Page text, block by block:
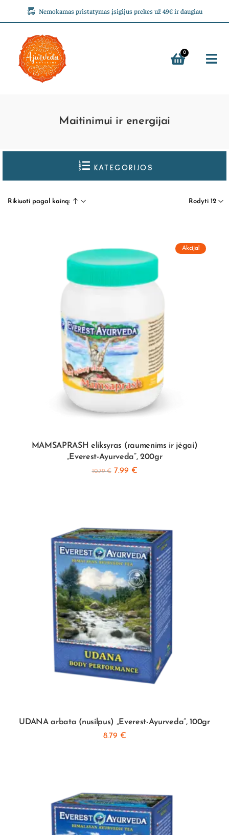
Nemokamas pristatymas įsigijus prekes už 49€ ir daugiau
0
Maitinimui ir energijai
KATEGORIJOS
Rodyti 12
Rikiuoti pagal kainą:
Akcija!
MAMSAPRASH eliksyras (raumenims ir jėgai)
„Everest-Ayurveda”, 200gr
10.79€ 7.99 €
UDANA arbata (nusilpus) „Everest-Ayurveda”, 100gr
8.79 €